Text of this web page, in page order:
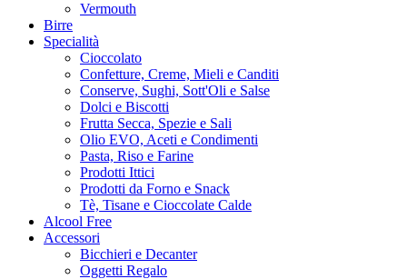
Vermouth
Birre
Specialità
Cioccolato
Confetture, Creme, Mieli e Canditi
Conserve, Sughi, Sott'Oli e Salse
Dolci e Biscotti
Frutta Secca, Spezie e Sali
Olio EVO, Aceti e Condimenti
Pasta, Riso e Farine
Prodotti Ittici
Prodotti da Forno e Snack
Tè, Tisane e Cioccolate Calde
Alcool Free
Accessori
Bicchieri e Decanter
Oggetti Regalo